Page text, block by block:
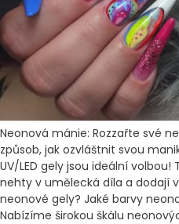
Neonová mánie: Rozzařte své
způsob, jak ozvláštnit svou
UV/LED gely jsou ideální
nehty v umělecká díla a dodají
neonové gely? Jaké barvy
Nabízíme širokou škálu